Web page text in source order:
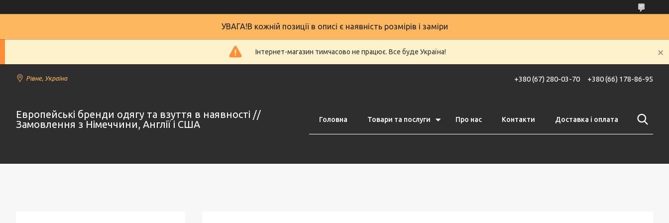
УВАГА!В кожній позиції в описі є наявність розмірів і заміри
Інтернет-магазин тимчасово не працює. Все буде Україна!
Рівне, Україна +380 (67) 280-03-70 +380 (66) 178-86-95
Европейські бренди одягу та взуття в наявності //
Замовлення з Німеччини, Англії і США
Головна Товари та послуги Про нас Контакти Доставка і оплата